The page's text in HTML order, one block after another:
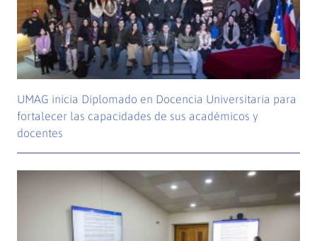
UMAG inicia Diplomado en Docencia Universitaria para
fortalecer las capacidades de sus académicos y
docentes